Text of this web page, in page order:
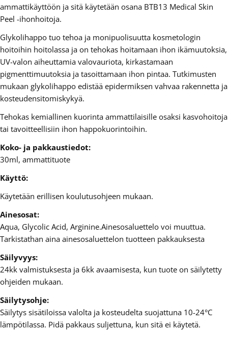
ammattikäyttöön ja sitä käytetään osana BTB13 Medical Skin
Peel -ihonhoitoja.
Glykolihappo tuo tehoa ja monipuolisuutta kosmetologin
hoitoihin hoitolassa ja on tehokas hoitamaan ihon ikämuutoksia,
UV-valon aiheuttamia valovauriota, kirkastamaan
pigmenttimuutoksia ja tasoittamaan ihon pintaa. Tutkimusten
mukaan glykolihappo edistää epidermiksen vahvaa rakennetta ja
kosteudensitomiskykyä.
Tehokas kemiallinen kuorinta ammattilaisille osaksi kasvohoitoja
tai tavoitteellisiin ihon happokuorintoihin.
Koko- ja pakkaustiedot:
30ml, ammattituote
Käyttö:
Käytetään erillisen koulutusohjeen mukaan.
Ainesosat:
Aqua, Glycolic Acid, Arginine.Ainesosaluettelo voi muuttua.
Tarkistathan aina ainesosaluettelon tuotteen pakkauksesta
Säilyvyys:
24kk valmistuksesta ja 6kk avaamisesta, kun tuote on säilytetty
ohjeiden mukaan.
Säilytysohje:
Säilytys sisätiloissa valolta ja kosteudelta suojattuna 10-24°C
lämpötilassa. Pidä pakkaus suljettuna, kun sitä ei käytetä.